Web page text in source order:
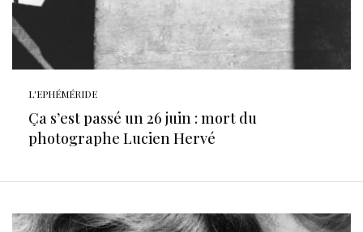
L'EPHÉMÉRIDE
Ça s’est passé un 26 juin : mort du
photographe Lucien Hervé